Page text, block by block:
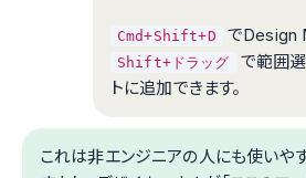
Cmd+Shift+D でDesign
Shift+ドラッグ で範囲選
トに追加できます。
これは非エンジニアの人にも使いや